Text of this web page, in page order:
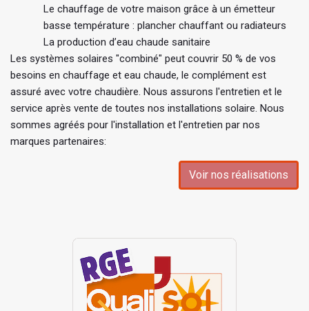
Le chauffage de votre maison grâce à un émetteur
basse température : plancher chauffant ou radiateurs
La production d’eau chaude sanitaire
Les systèmes solaires "combiné" peut couvrir 50 % de vos
besoins en chauffage et eau chaude, le complément est
assuré avec votre chaudière. Nous assurons l'entretien et le
service après vente de toutes nos installations solaire. Nous
sommes agréés pour l'installation et l'entretien par nos
marques partenaires:
Voir nos réalisations